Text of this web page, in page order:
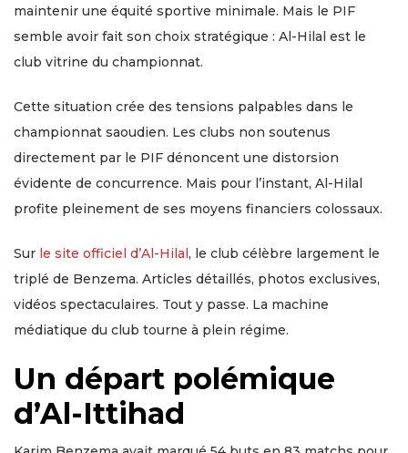
maintenir une équité sportive minimale. Mais le PIF
semble avoir fait son choix stratégique : Al-Hilal est le
club vitrine du championnat.
Cette situation crée des tensions palpables dans le
championnat saoudien. Les clubs non soutenus
directement par le PIF dénoncent une distorsion
évidente de concurrence. Mais pour l’instant, Al-Hilal
profite pleinement de ses moyens financiers colossaux.
Sur le site officiel d’Al-Hilal , le club célèbre largement le
triplé de Benzema. Articles détaillés, photos exclusives,
vidéos spectaculaires. Tout y passe. La machine
médiatique du club tourne à plein régime.
Un départ polémique
d’Al-Ittihad